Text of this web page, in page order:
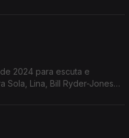
2024 para escuta e
Sola, Lina, Bill Ryder-Jones,